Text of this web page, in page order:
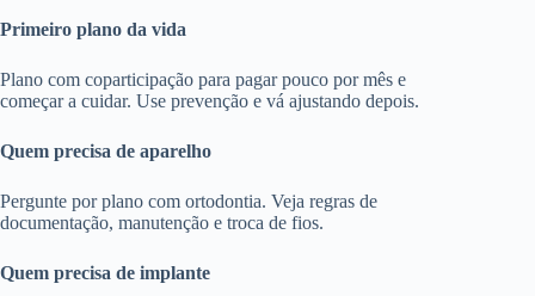
Primeiro plano da vida
Plano com coparticipação para pagar pouco por mês e
começar a cuidar. Use prevenção e vá ajustando depois.
Quem precisa de aparelho
Pergunte por plano com ortodontia. Veja regras de
documentação, manutenção e troca de fios.
Quem precisa de implante